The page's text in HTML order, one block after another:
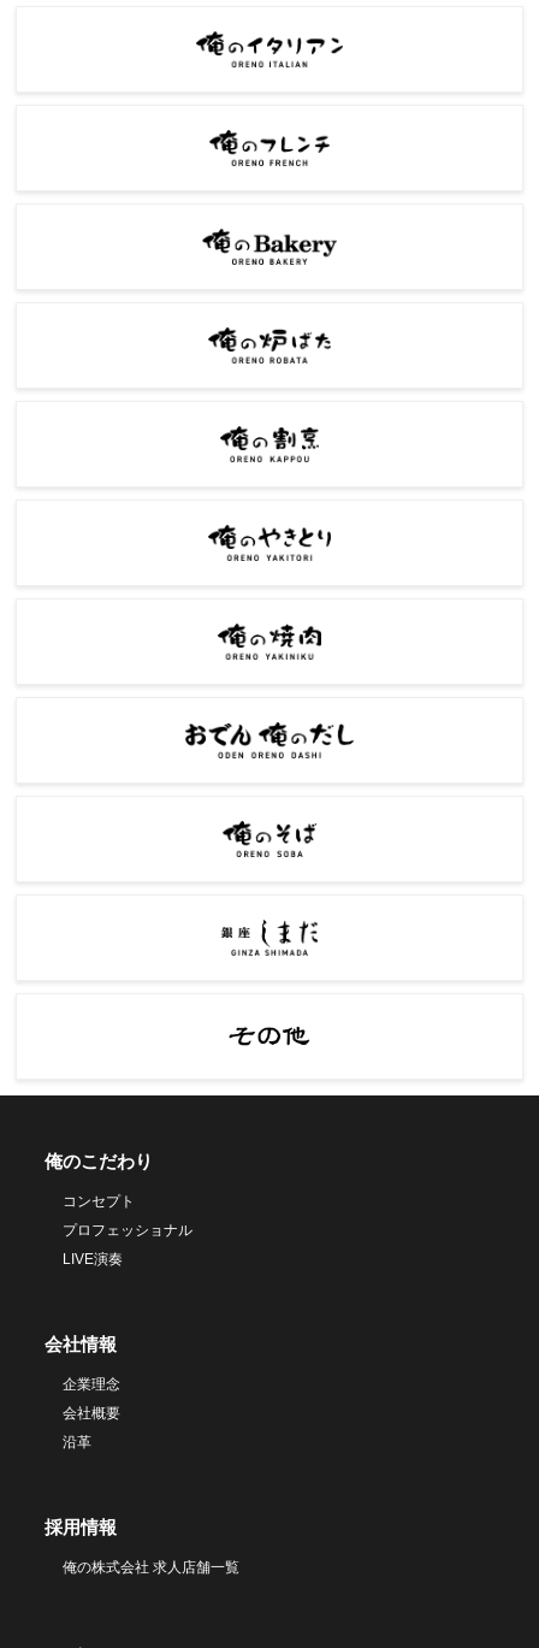
俺のこだわり
コンセプト
プロフェッショナル
LIVE演奏
会社情報
企業理念
会社概要
沿革
採用情報
俺の株式会社 求人店舗一覧